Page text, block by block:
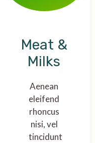
Meat &
Milks
Aenean
eleifend
rhoncus
nisi, vel
tincidunt